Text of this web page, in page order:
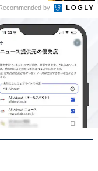
がいて、気づかず
女性）」
実はゴキブリだっ
られたこと（40
by